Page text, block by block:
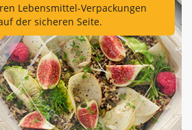
Lebensmittel-Verpackungen
der sicheren Seite.